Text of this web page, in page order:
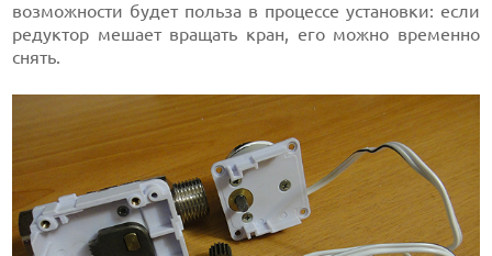
возможности будет польза в процессе установки: если
редуктор мешает вращать кран, его можно временно
снять.